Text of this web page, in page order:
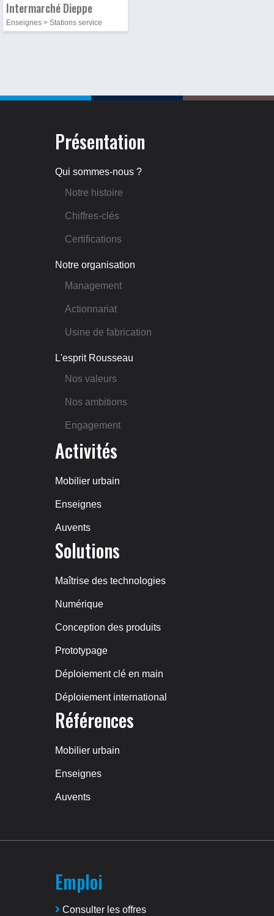
Intermarché Dieppe
Enseignes > Stations service
Présentation
Qui sommes-nous ?
Notre histoire
Chiffres-clés
Certifications
Notre organisation
Management
Actionnariat
Usine de fabrication
L'esprit Rousseau
Nos valeurs
Nos ambitions
Engagement
Activités
Mobilier urbain
Enseignes
Auvents
Solutions
Maîtrise des technologies
Numérique
Conception des produits
Prototypage
Déploiement clé en main
Déploiement international
Références
Mobilier urbain
Enseignes
Auvents
Emploi
Consulter les offres